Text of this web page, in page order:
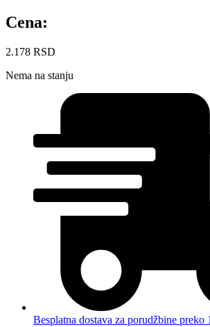
Cena:
2.178 RSD
Nema na stanju
Besplatna dostava za porudžbine preko